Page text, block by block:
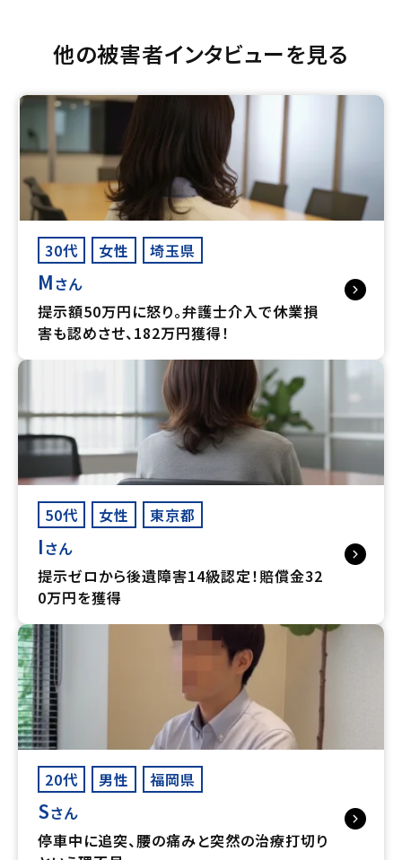
他の被害者インタビューを見る
30代 女性 埼玉県
Mさん
提示額50万円に怒り。弁護士介入で休業損
害も認めさせ、182万円獲得！
50代 女性 東京都
Iさん
提示ゼロから後遺障害14級認定！賠償金32
0万円を獲得
20代 男性 福岡県
Sさん
停車中に追突、腰の痛みと突然の治療打切り